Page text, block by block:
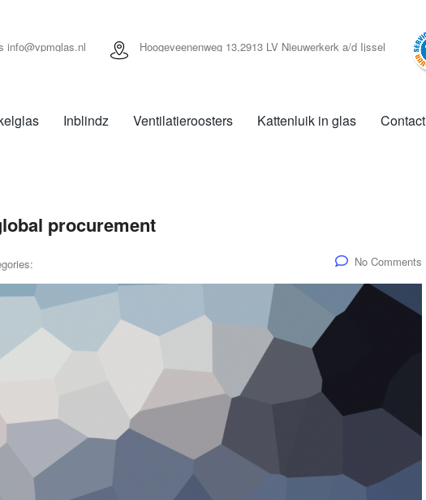
info@vpmglas.nl Hoogeveenenweg 13,2913 LV Nieuwerkerk a/d Ijssel
Inblindz Ventilatieroosters Kattenluik in glas Contact
procurement
No Comments